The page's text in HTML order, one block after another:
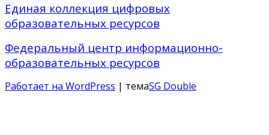
Единая коллекция цифровых
образовательных ресурсов
Федеральный центр информационно-
образовательных ресурсов
Работает на WordPress | темаSG Double